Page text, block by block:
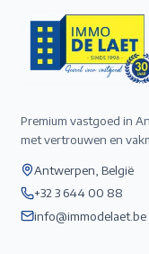
Premium vastgoed in
met vertrouwen en
Antwerpen, België
+32 3 644 00 88
info@immodelaet.be